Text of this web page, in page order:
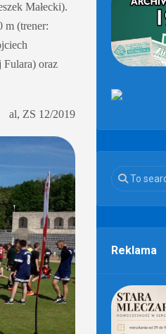
Małecki).
m (trener:
oraz
al, ZS 12/2019
Reklama